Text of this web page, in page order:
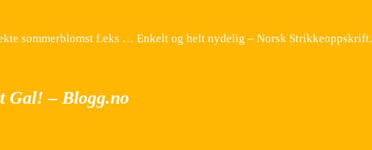
sommerblomst f.eks … Enkelt og helt nydelig – Norsk Strikkeoppskrift.
Gal! – Blogg.no